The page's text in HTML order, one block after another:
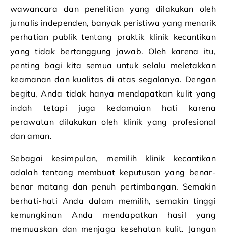
wawancara dan penelitian yang dilakukan oleh
jurnalis independen, banyak peristiwa yang menarik
perhatian publik tentang praktik klinik kecantikan
yang tidak bertanggung jawab. Oleh karena itu,
penting bagi kita semua untuk selalu meletakkan
keamanan dan kualitas di atas segalanya. Dengan
begitu, Anda tidak hanya mendapatkan kulit yang
indah tetapi juga kedamaian hati karena
perawatan dilakukan oleh klinik yang profesional
dan aman.
Sebagai kesimpulan, memilih klinik kecantikan
adalah tentang membuat keputusan yang benar-
benar matang dan penuh pertimbangan. Semakin
berhati-hati Anda dalam memilih, semakin tinggi
kemungkinan Anda mendapatkan hasil yang
memuaskan dan menjaga kesehatan kulit. Jangan